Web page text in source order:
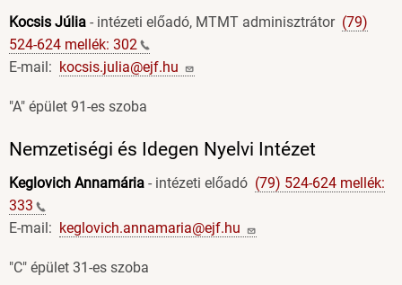
Kocsis Júlia - intézeti előadó, MTMT adminisztrátor (79)
524-624 mellék: 302
E-mail: kocsis.julia@ejf.hu
"A" épület 91-es szoba
Nemzetiségi és Idegen Nyelvi Intézet
Keglovich Annamária - intézeti előadó (79) 524-624 mellék:
333
E-mail: keglovich.annamaria@ejf.hu
"C" épület 31-es szoba